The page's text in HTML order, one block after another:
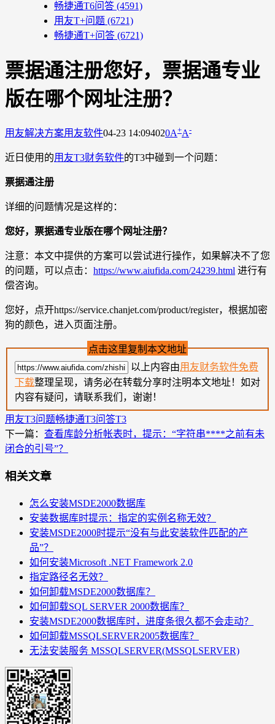
畅捷通T6问答 (4591)
用友T+问题 (6721)
畅捷通T+问答 (6721)
票据通注册您好，票据通专业
版在哪个网址注册？
用友解决方案用友软件04-23 14:094020A+A-
近日使用的用友T3财务软件的T3中碰到一个问题：
票据通注册
详细的问题情况是这样的：
您好，票据通专业版在哪个网址注册？
注意：本文中提供的方案可以尝试进行操作，如果解决不了您
的问题，可以点击： https://www.aiufida.com/24239.html 进行有
偿咨询。
您好，点开https://service.chanjet.com/product/register，根据加密
狗的颜色，进入页面注册。
点击这里复制本文地址
以上内容由用友财务软件免费
下载整理呈现，请务必在转载分享时注明本文地址！如对
内容有疑问，请联系我们，谢谢！
用友T3问题畅捷通T3问答T3
下一篇： 查看库龄分析帐表时，提示：“字符串****之前有未
闭合的引号”？
相关文章
怎么安装MSDE2000数据库
安装数据库时提示：指定的实例名称无效？
安装MSDE2000时提示“没有与此安装软件匹配的产
品”？
如何安装Microsoft .NET Framework 2.0
指定路径名无效？
如何卸载MSDE2000数据库？
如何卸载SQL SERVER 2000数据库？
安装MSDE2000数据库时，进度条很久都不会走动？
如何卸载MSSQLSERVER2005数据库？
无法安装服务 MSSQLSERVER(MSSQLSERVER)